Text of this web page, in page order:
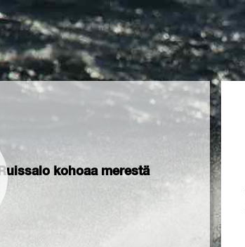
Ruissalo kohoaa merestä